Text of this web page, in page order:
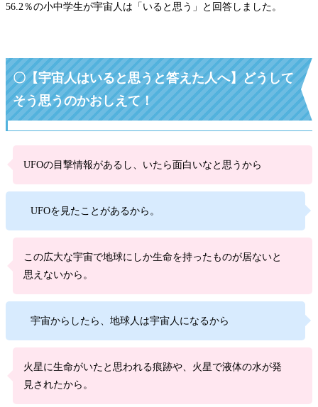
56.2％の小中学生が宇宙人は「いると思う」と回答しました。
〇【宇宙人はいると思うと答えた人へ】どうして
そう思うのかおしえて！
UFOの目撃情報があるし、いたら面白いなと思うから
UFOを見たことがあるから。
この広大な宇宙で地球にしか生命を持ったものが居ないと
思えないから。
宇宙からしたら、地球人は宇宙人になるから
火星に生命がいたと思われる痕跡や、火星で液体の水が発
見されたから。